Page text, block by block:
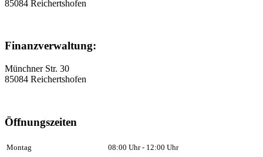
85084 Reichertshofen
Finanzverwaltung:
Münchner Str. 30
85084 Reichertshofen
Öffnungszeiten
Montag
08:00 Uhr - 12:00 Uhr